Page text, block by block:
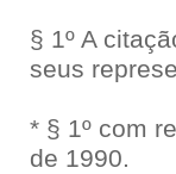
§ 1º A
seus
* § 1º com
de 1990.